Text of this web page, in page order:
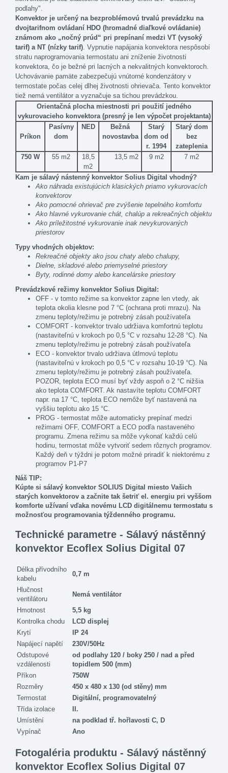
podlahy"
Konvektor je určený na bezproblémovú trvalú prevádzku na
dvojtarifnom ovládaní HDO (hromadné diaľkové ovládanie)
známom ako „nočný prúd“ pri prepínaní medzi VT (vysoký
tarif) a NT (nízky tarif) . Vypnutie napájania konvektora nespôsobí
stratu naprogramovania termostatu ani zníženie životnosti
konvektora, čo je bežné pri lacných a nekvalitných konvektoroch.
Uchovávanie pamäte zabezpečujú vnútorné kondenzátory v
termostate počas celej dlhej životnosti ohrievača. Tento konvektor
tiež nemá ventilátor a vyznačuje sa tichou prevádzkou.
Orientačná plocha miestnosti pri použití jedného
vykurovacieho konvektora (presný je len výpočet projektanta)
Príkon
Pasívny
dom
NED
Bežná
novostavba
Starý
dom od
r. 1994
Starý dom
bez
zateplenia
750 W
55 m2
18,5
m2
13,5 m2 9 m2 7 m2
Kam je sálavý nástenný konvektor Solius Digital vhodný?
Ako náhrada existujúcich klasických priamo vykurovacích
konvektorov
Ako pomocné ohrievač pre zvýšenie tepelného komfortu
Ako hlavné vykurovanie chát, chalúp a rekreačných objektu
Ako príležitostné vykurovanie inak nevykurovaných
priestorov
Typy vhodných objektov:
Rekreačné objekty ako jsou chaty alebo chalupy,
Dielne, skladové alebo priemyselné priestory
Byty, rodinné domy alebo kancelárske priestory
Prevádzkové režimy konvektor Solius Digital:
OFF - v tomto režime sa konvektor zapne len vtedy, ak
teplota okolia klesne pod 7 °C (ochrana proti mrazu). Na
zmenu teploty/režimu je potrebný zásah používateľa
COMFORT - konvektor trvalo udržiava komfortnú teplotu
(nastaviteľnú v krokoch po 0,5 °C v rozsahu 12-28 °C). Na
zmenu teploty/režimu je potrebný zásah používateľa
ECO - konvektor trvalo udržiava útlmovú teplotu
(nastaviteľnú v krokoch po 0,5 °C v rozsahu 10-19 °C). Na
zmenu teploty/režimu je potrebný zásah používateľa.
POZOR, teplota ECO musí byť vždy aspoň o 2 °C nižšia
ako teplota COMFORT. Ak nastavíte teplotu COMFORT
napr. na 17 °C, teplota ECO nemôže byť nastavená na
vyššiu teplotu ako 15 °C.
PROG - termostat môže automaticky prepínať medzi
režimami OFF, COMFORT a ECO podľa nastaveného
programu. Zmena režimu sa môže vykonať každú celú
hodinu, termostat môže vytvoriť sedem rôznych programov.
Každý deň v týždni je potom možné priradiť k niektorému z
programov P1-P7
Náš TIP:
Kúpte si sálavý konvektor SOLIUS Digital miesto Vašich
starých konvektorov a začnite tak šetriť el. energiu pri vyššom
komforte užívaní vďaka novému LCD digitálnemu termostatu s
možnosťou programovania týždenného programu.
Technické parametre - Sálavý nástěnný
konvektor Ecoflex Solius Digital 07
Délka přívodního
kabelu
0,7 m
Hlučnost
ventilátoru
Nemá ventilátor
Hmotnost
5,5 kg
Kontrolka chodu
LCD displej
Krytí
IP 24
Napájecí napětí
230V/50Hz
Odstupové
vzdálenosti
od podlahy 120 / boky 250 / nad a před
topidlem 500 (mm)
Příkon
750W
Rozměry
450 x 480 x 130 (od stěny) mm
Termostat
Digitální, programovatelný
Třída izolace
II.
Umístění
na podklad tř. hořlavosti C, D
Vypínač
Ano
Fotogaléria produktu - Sálavý nástěnný
konvektor Ecoflex Solius Digital 07